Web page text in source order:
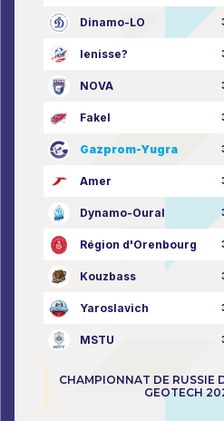
Dinamo-LO
Ienisse?
NOVA
Fakel
Gazprom-Yugra
Amer
Dynamo-Oural
Région d'Orenbourg
Kouzbass
Yaroslavich
MSTU
CHAMPIONNAT DE RUSSIE
GEOTECH